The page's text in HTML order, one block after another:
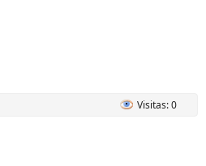
Visitas: 0